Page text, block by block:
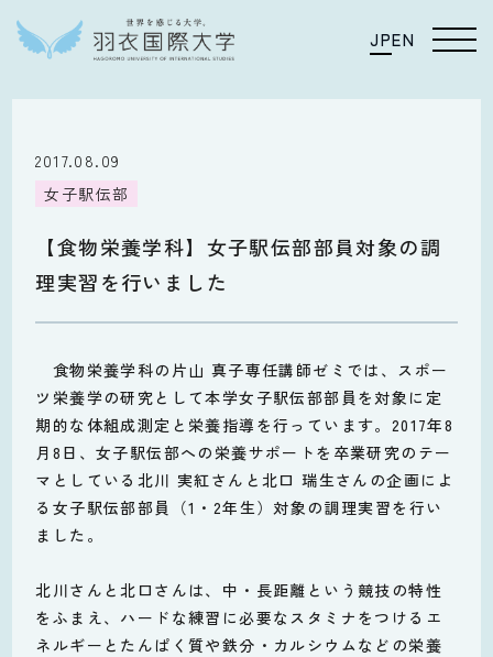
JPEN
2017.08.09
女子駅伝部
【食物栄養学科】女子駅伝部部員対象の調
理実習を行いました
食物栄養学科の片山 真子専任講師ゼミでは、スポー
ツ栄養学の研究として本学女子駅伝部部員を対象に定
期的な体組成測定と栄養指導を行っています。2017年8
月8日、女子駅伝部への栄養サポートを卒業研究のテー
マとしている北川 実紅さんと北口 瑞生さんの企画によ
る女子駅伝部部員（1・2年生）対象の調理実習を行い
ました。
北川さんと北口さんは、中・長距離という競技の特性
をふまえ、ハードな練習に必要なスタミナをつけるエ
ネルギーとたんぱく質や鉄分・カルシウムなどの栄養